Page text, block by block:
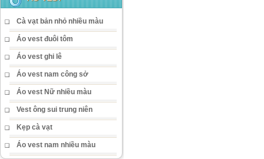
Cà vạt bản nhỏ nhiều màu
Áo vest đuôi tôm
Áo vest ghi lê
Áo vest nam công sở
Áo vest Nữ nhiều màu
Vest ông sui trung niên
Kẹp cà vạt
Áo vest nam nhiều màu